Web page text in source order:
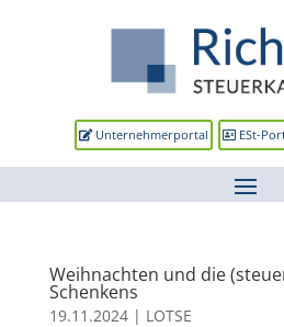
Unternehmerportal ESt-
Weihnachten und die
Schenkens
19.11.2024| LOTSE